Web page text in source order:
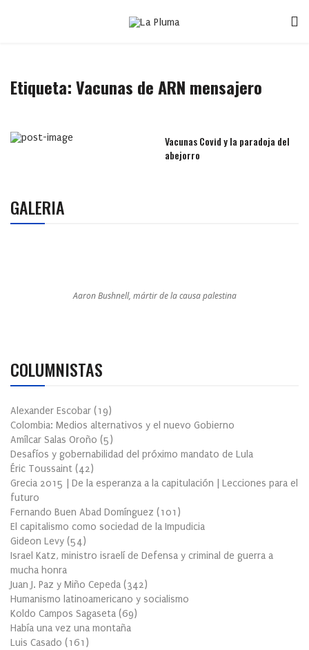
Etiqueta:Vacunas de ARN mensajero
Vacunas Covid y la paradoja del
abejorro
GALERIA
Aaron Bushnell, mártir de la causa palestina
COLUMNISTAS
Alexander Escobar (19)
Colombia: Medios alternativos y el nuevo Gobierno
Amílcar Salas Oroño (5)
Desafíos y gobernabilidad del próximo mandato de Lula
Éric Toussaint (42)
Grecia 2015 | De la esperanza a la capitulación | Lecciones para el
futuro
Fernando Buen Abad Domínguez (101 )
El capitalismo como sociedad de la Impudicia
Gideon Levy (54)
Israel Katz, ministro israelí de Defensa y criminal de guerra a
mucha honra
Juan J. Paz y Miño Cepeda (342)
Humanismo latinoamericano y socialismo
Koldo Campos Sagaseta (69)
Había una vez una montaña
Luis Casado (161 )